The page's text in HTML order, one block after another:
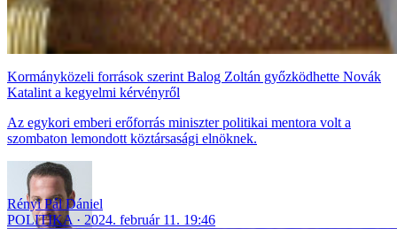
Kormányközeli források szerint Balog Zoltán győzködhette Novák
Katalint a kegyelmi kérvényről
Az egykori emberi erőforrás miniszter politikai mentora volt a
szombaton lemondott köztársasági elnöknek.
Rényi Pál Dániel
POLITIKA
2024. február 11. 19:46